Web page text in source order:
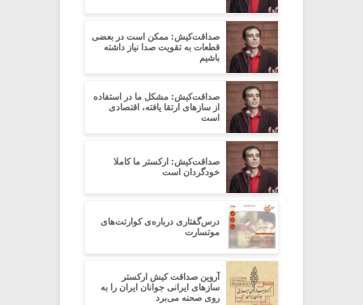
صداقت‌کیش: ممکن است در بعضی
قطعات به تقویت صدا نیاز داشته
باشیم
صداقت‌کیش: مشکل ما در استفاده
از سازهای ارتقا یافته، اقتصادی
است
صداقت‌کیش: ارکستر ما کاملا
خودگردان است
درس‌گفتاری درباره‌ی کوارتت‌های
موتسارت
آروین صداقت کیش ارکستر
سازهای ایرانی جوانان ایران را به
روی صحنه می‌برد